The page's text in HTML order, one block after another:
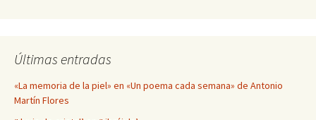
Últimas entradas
«La memoria de la piel» en «Un poema cada semana» de Antonio
Martín Flores